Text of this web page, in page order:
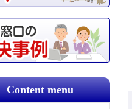
Content menu